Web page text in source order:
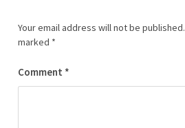
Your email address will not be published.
marked *
Comment *